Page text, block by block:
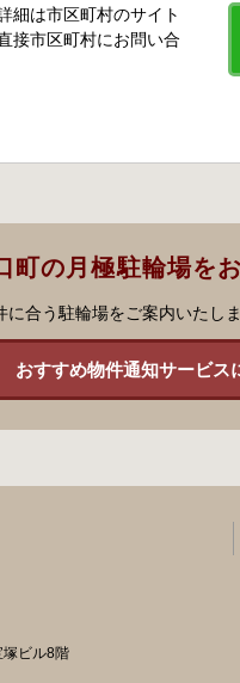
細は市区町村のサイト
接市区町村にお問い合
町の月極駐輪場を
合う駐輪場をご案内いたし
おすすめ物件通知サービス
ビル8階